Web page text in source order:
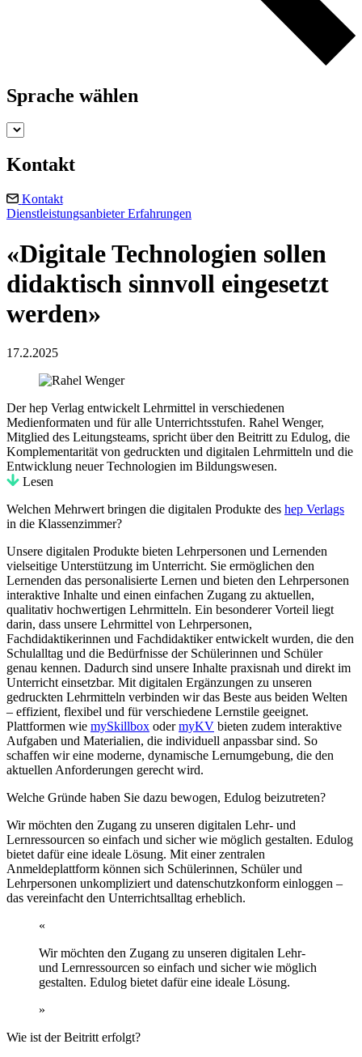
Sprache wählen
Kontakt
Kontakt
Dienstleistungsanbieter Erfahrungen
«Digitale Technologien sollen
didaktisch sinnvoll eingesetzt
werden»
17.2.2025
Der hep Verlag entwickelt Lehrmittel in verschiedenen
Medienformaten und für alle Unterrichtsstufen. Rahel Wenger,
Mitglied des Leitungsteams, spricht über den Beitritt zu Edulog, die
Komplementarität von gedruckten und digitalen Lehrmitteln und die
Entwicklung neuer Technologien im Bildungswesen.
Lesen
Welchen Mehrwert bringen die digitalen Produkte des hep Verlags
in die Klassenzimmer?
Unsere digitalen Produkte bieten Lehrpersonen und Lernenden
vielseitige Unterstützung im Unterricht. Sie ermöglichen den
Lernenden das personalisierte Lernen und bieten den Lehrpersonen
interaktive Inhalte und einen einfachen Zugang zu aktuellen,
qualitativ hochwertigen Lehrmitteln. Ein besonderer Vorteil liegt
darin, dass unsere Lehrmittel von Lehrpersonen,
Fachdidaktikerinnen und Fachdidaktiker entwickelt wurden, die den
Schulalltag und die Bedürfnisse der Schülerinnen und Schüler
genau kennen. Dadurch sind unsere Inhalte praxisnah und direkt im
Unterricht einsetzbar. Mit digitalen Ergänzungen zu unseren
gedruckten Lehrmitteln verbinden wir das Beste aus beiden Welten
– effizient, flexibel und für verschiedene Lernstile geeignet.
Plattformen wie mySkillbox odermyKV bieten zudem interaktive
Aufgaben und Materialien, die individuell anpassbar sind. So
schaffen wir eine moderne, dynamische Lernumgebung, die den
aktuellen Anforderungen gerecht wird.
Welche Gründe haben Sie dazu bewogen, Edulog beizutreten?
Wir möchten den Zugang zu unseren digitalen Lehr- und
Lernressourcen so einfach und sicher wie möglich gestalten. Edulog
bietet dafür eine ideale Lösung. Mit einer zentralen
Anmeldeplattform können sich Schülerinnen, Schüler und
Lehrpersonen unkompliziert und datenschutzkonform einloggen –
das vereinfacht den Unterrichtsalltag erheblich.
«
Wir möchten den Zugang zu unseren digitalen Lehr-
und Lernressourcen so einfach und sicher wie möglich
gestalten. Edulog bietet dafür eine ideale Lösung.
»
Wie ist der Beitritt erfolgt?